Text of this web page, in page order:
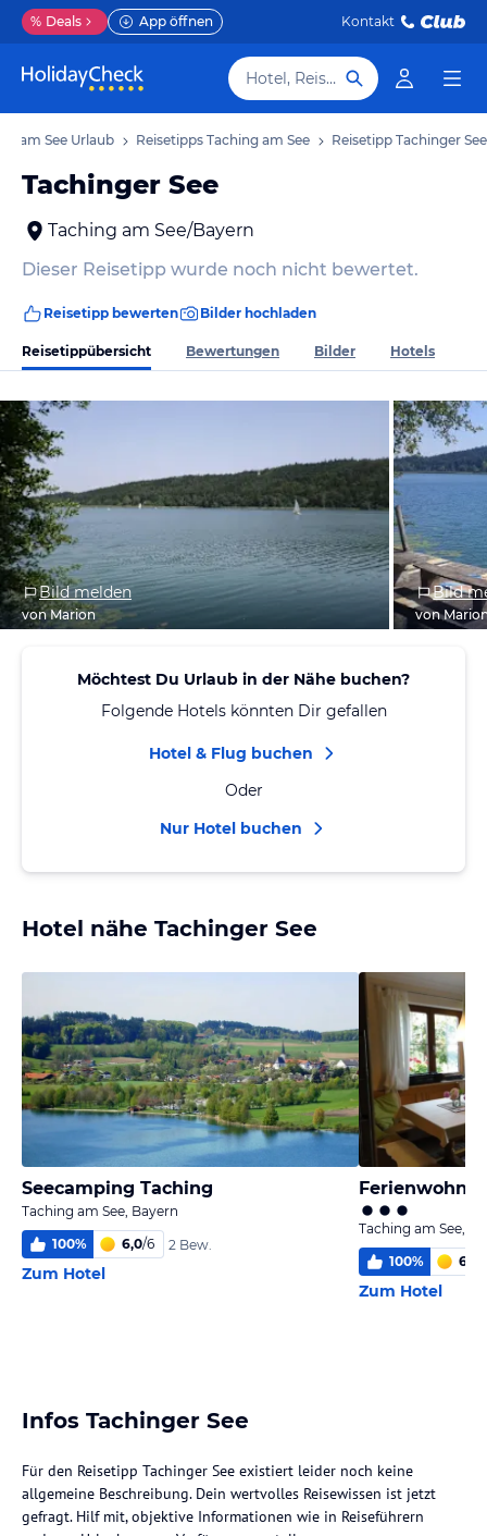
% Deals App öffnen Kontakt
Hotel, Reiseziel
am See Urlaub Reisetipps Taching am See Reisetipp Tachinger See
Tachinger See
Taching am See/Bayern
Dieser Reisetipp wurde noch nicht bewertet.
Reisetipp bewerten Bilder hochladen
Reisetippübersicht Bewertungen Bilder Hotels
Bild melden
von Marion
Bild
von
Möchtest Du Urlaub in der Nähe buchen?
Folgende Hotels könnten Dir gefallen
Hotel & Flug buchen
Oder
Nur Hotel buchen
Hotel nähe Tachinger See
Seecamping Taching
Taching am See, Bayern
100% 6,0/6 2 Bew.
Zum Hotel
Taching am See,
100% 6,0
Zum Hotel
Infos Tachinger See
Für den Reisetipp Tachinger See existiert leider noch keine
allgemeine Beschreibung. Dein wertvolles Reisewissen ist jetzt
gefragt. Hilf mit, objektive Informationen wie in Reiseführern